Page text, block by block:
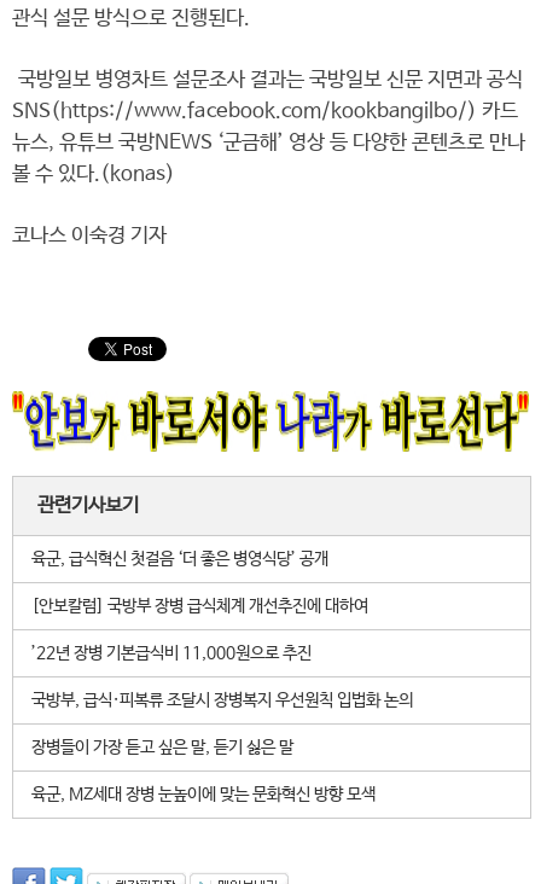
관식 설문 방식으로 진행된다.
국방일보 병영차트 설문조사 결과는 국방일보 신문 지면과 공식
SNS(https://www.facebook.com/kookbangilbo/) 카드
뉴스, 유튜브 국방NEWS ‘군금해’ 영상 등 다양한 콘텐츠로 만나
볼 수 있다.(konas)
코나스 이숙경 기자
관련기사보기
육군, 급식혁신 첫걸음 ‘더 좋은 병영식당’ 공개
[안보칼럼] 국방부 장병 급식체계 개선추진에 대하여
’22년 장병 기본급식비 11,000원으로 추진
국방부, 급식·피복류 조달시 장병복지 우선원칙 입법화 논의
장병들이 가장 듣고 싶은 말, 듣기 싫은 말
육군, MZ세대 장병 눈높이에 맞는 문화혁신 방향 모색